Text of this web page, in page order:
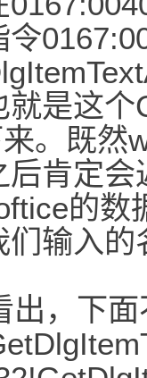
令
是这
。既然
后肯定
的数
输入的
出，下